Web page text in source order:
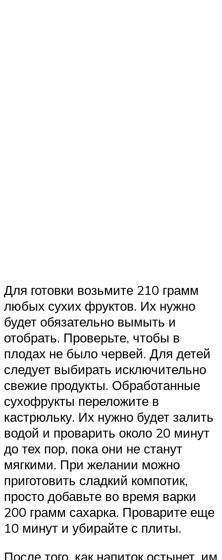
Для готовки возьмите 210 грамм
любых сухих фруктов. Их нужно
будет обязательно вымыть и
отобрать. Проверьте, чтобы в
плодах не было червей. Для детей
следует выбирать исключительно
свежие продукты. Обработанные
сухофрукты переложите в
кастрюльку. Их нужно будет залить
водой и проварить около 20 минут
до тех пор, пока они не станут
мягкими. При желании можно
приготовить сладкий компотик,
просто добавьте во время варки
200 грамм сахарка. Проварите еще
10 минут и убирайте с плиты.
После того, как напиток остынет, им